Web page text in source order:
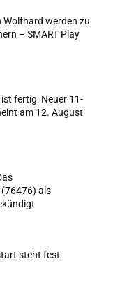
Wolfhard werden zu
– SMART Play
fertig: Neuer 11-
am 12. August
als
steht fest